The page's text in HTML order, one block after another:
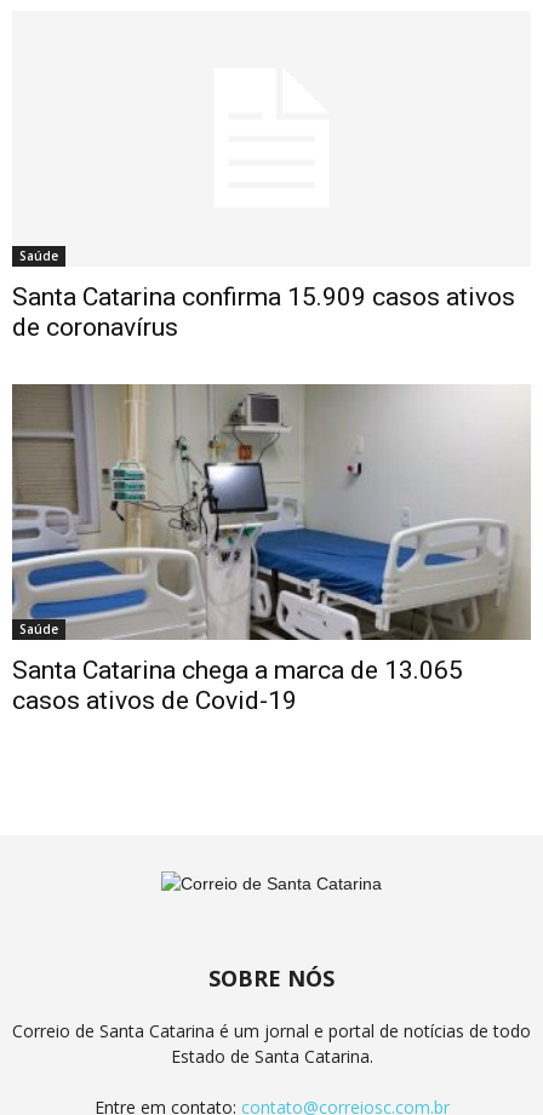
Saúde
Santa Catarina confirma 15.909 casos ativos
de coronavírus
Saúde
Santa Catarina chega a marca de 13.065
casos ativos de Covid-19
SOBRE NÓS
Correio de Santa Catarina é um jornal e portal de notícias de todo
Estado de Santa Catarina.
Entre em contato: contato@correiosc.com.br